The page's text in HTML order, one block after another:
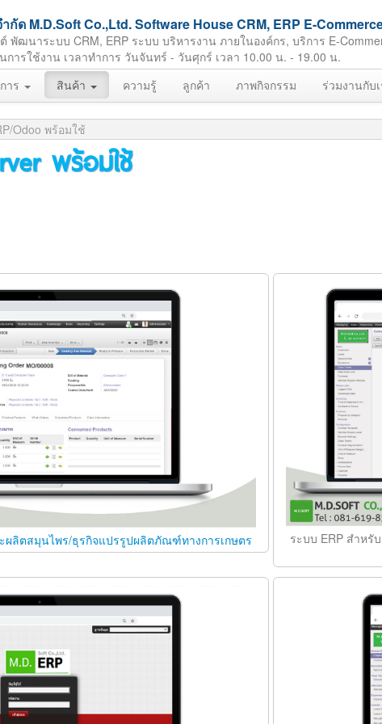
กัด M.D.Soft Co.,Ltd. Software House CRM, ERP E-
พัฒนาระบบ CRM, ERP ระบบ บริหารงาน ภายในองค์กร, บริการ E-
การใช้งาน เวลาทำการ วันจันทร์ - วันศุกร์ เวลา 10.00 น. - 19.00 น.
าร สินค้า ความรู้ ลูกค้า ภาพกิจกรรม ร่วมงานกับ
Odoo พร้อมใช้
พร้อมใช้
ผลิตสมุนไพร/ธุรกิจแปรรูปผลิตภัณฑ์ทางการเกษตร
ระบบ ERP สำหรั